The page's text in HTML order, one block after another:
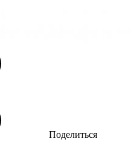
Поделиться